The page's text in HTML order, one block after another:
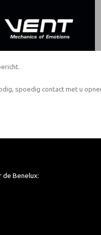
spoedig contact met u
de Benelux: